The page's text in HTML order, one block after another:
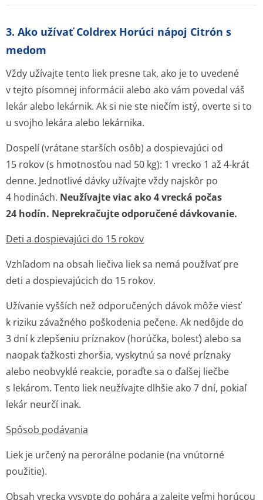
3. Ako užívať Coldrex Horúci nápoj Citrón s
medom
Vždy užívajte tento liek presne tak, ako je to uvedené
v tejto písomnej informácii alebo ako vám povedal váš
lekár alebo lekárnik. Ak si nie ste niečím istý, overte si to
u svojho lekára alebo lekárnika.
Dospelí (vrátane starších osôb) a dospievajúci od
15 rokov (s hmotnosťou nad 50 kg): 1 vrecko 1 až 4-krát
denne. Jednotlivé dávky užívajte vždy najskôr po
4 hodinách. Neužívajte viac ako 4 vrecká počas
24 hodín. Neprekračujte odporučené dávkovanie.
Deti a dospievajúci do 15 rokov
Vzhľadom na obsah liečiva liek sa nemá používať pre
deti a dospievajúcich do 15 rokov.
Užívanie vyšších než odporučených dávok môže viesť
k riziku závažného poškodenia pečene. Ak nedôjde do
3 dní k zlepšeniu príznakov (horúčka, bolesť) alebo sa
naopak ťažkosti zhoršia, vyskytnú sa nové príznaky
alebo neobvyklé reakcie, poraďte sa o ďalšej liečbe
s lekárom. Tento liek neužívajte dlhšie ako 7 dní, pokiaľ
lekár neurčí inak.
Spôsob podávania
Liek je určený na perorálne podanie (na vnútorné
použitie).
Obsah vrecka vysypte do pohára a zalejte veľmi horúcou